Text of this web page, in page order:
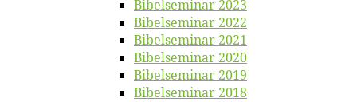
Bi­bel­se­mi­nar 2023
Bi­bel­se­mi­nar 2022
Bi­bel­se­mi­nar 2021
Bi­bel­se­mi­nar 2020
Bi­bel­se­mi­nar 2019
Bi­bel­se­mi­nar 2018